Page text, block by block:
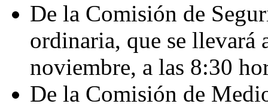
De la Comisión de
ordinaria, que se llevará
noviembre, a las 8:30
De la Comisión de